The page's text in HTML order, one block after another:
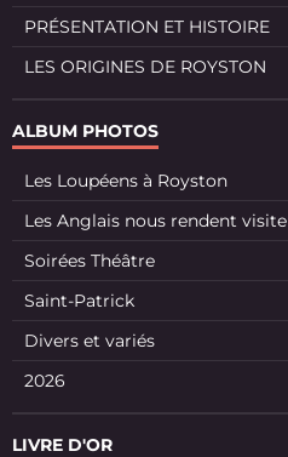
PRÉSENTATION ET HISTOIRE
LES ORIGINES DE ROYSTON
ALBUM PHOTOS
Les Loupéens à Royston
Les Anglais nous rendent visite
Soirées Théâtre
Saint-Patrick
Divers et variés
2026
LIVRE D'OR